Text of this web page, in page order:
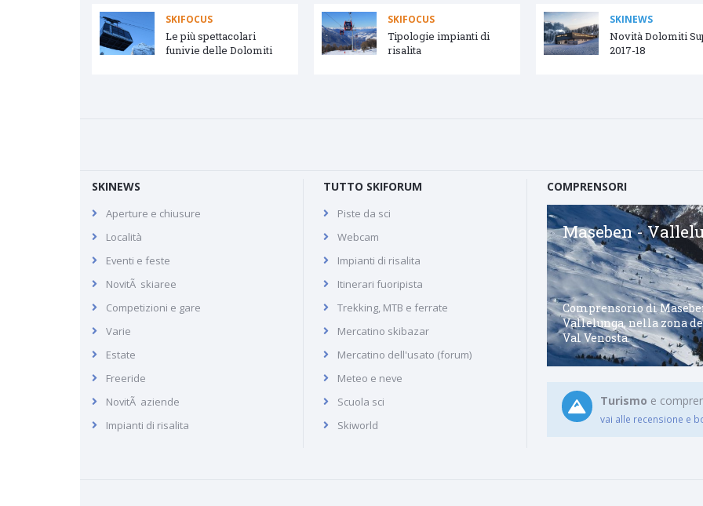
SKIFOCUS
Le più spettacolari
funivie delle Dolomiti
SKIFOCUS
Tipologie impianti di
risalita
SKINEWS
Novità Dolomiti
2017-18
SKINEWS
Aperture e chiusure
Località
Eventi e feste
NovitÃ skiaree
Competizioni e gare
Varie
Estate
Freeride
NovitÃ aziende
Impianti di risalita
TUTTO SKIFORUM
Piste da sci
Webcam
Impianti di risalita
Itinerari fuoripista
Trekking, MTB e ferrate
Mercatino skibazar
Mercatino dell'usato (forum)
Meteo e neve
Scuola sci
Skiworld
COMPRENSORI
Claviere (Via Lattea)
Recensione della località di
Schia - Monte Caio
Comprensorio sciistico di
nell'appennino emiliano
Maseben -
Comprensorio di
Vallelunga, nella zona
Val Venosta.
Turismo e
vai alle recensione e